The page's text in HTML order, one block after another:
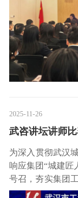
年，公司在集团
量发展主线，顶
对标和管理对标
场，提企业行业
发展，促转型，长
2025-11-26
武咨讲坛讲师
为深入贯彻武汉
响应集团“城建匠
号召，夯实集团
团旗下武汉市工